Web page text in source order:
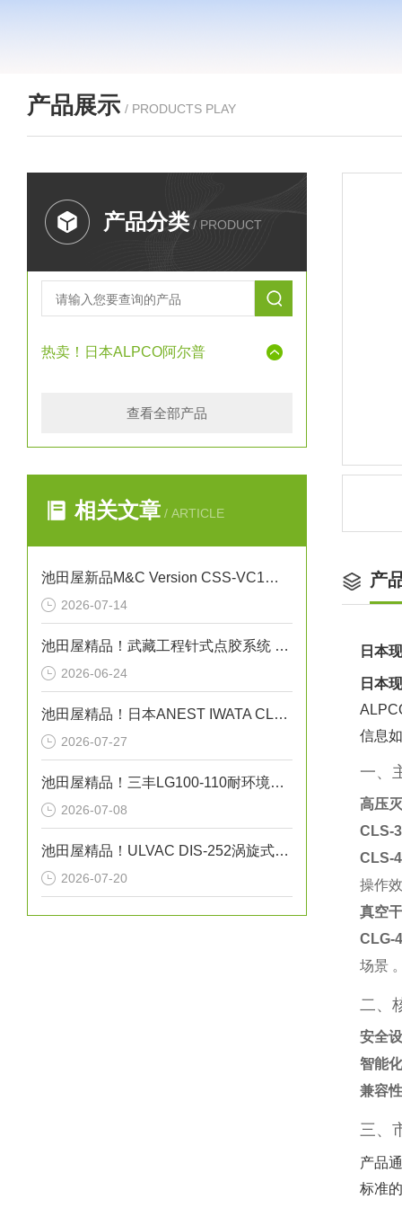
产品展示 / PRODUCTS PLAY
产品分类 / PRODUCT
热卖！日本ALPCO阿尔普
查看全部产品
相关文章 / ARTICLE
池田屋新品M&C Version CSS-VC1一体化气体预处理系统
2026-07-14
池田屋精品！武藏工程针式点胶系统 NEEDLE SPOTTER 350PC 参数介绍
2026-06-24
池田屋精品！日本ANEST IWATA CLBS55E-30增压压缩机
2026-07-27
池田屋精品！三丰LG100-110耐环境线性测量头技术
2026-07-08
池田屋精品！ULVAC DIS-252涡旋式干泵技术
2026-07-20
产
日本
日本
信息
一、
高压
CLS-
CLS-
操作
真空
CLG-
场景
二、
安全
智能
兼容性
三、
产品
标准